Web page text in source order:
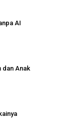
AI
dan Anak